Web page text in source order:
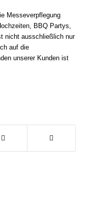
Messeverpflegung
BBQ Partys,
nicht ausschließlich nur
auf die
unserer Kunden ist